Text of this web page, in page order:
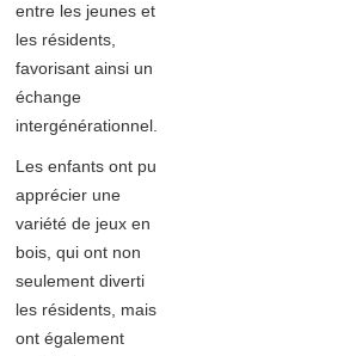
entre les jeunes et
les résidents,
favorisant ainsi un
échange
intergénérationnel.
Les enfants ont pu
apprécier une
variété de jeux en
bois, qui ont non
seulement diverti
les résidents, mais
ont également